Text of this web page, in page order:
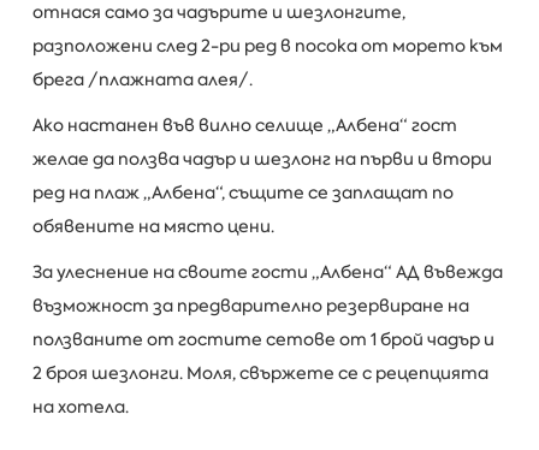
отнася само за чадърите и шезлонгите,
разположени след 2-ри ред в посока от морето към
брега /плажната алея/.
Ако настанен във вилно селище „Албена“ гост
желае да ползва чадър и шезлонг на първи и втори
ред на плаж „Албена“, същите се заплащат по
обявените на място цени.
За улеснение на своите гости „Албена“ АД въвежда
възможност за предварително резервиране на
ползваните от гостите сетове от 1 брой чадър и
2 броя шезлонги. Моля, свържете се с рецепцията
на хотела.